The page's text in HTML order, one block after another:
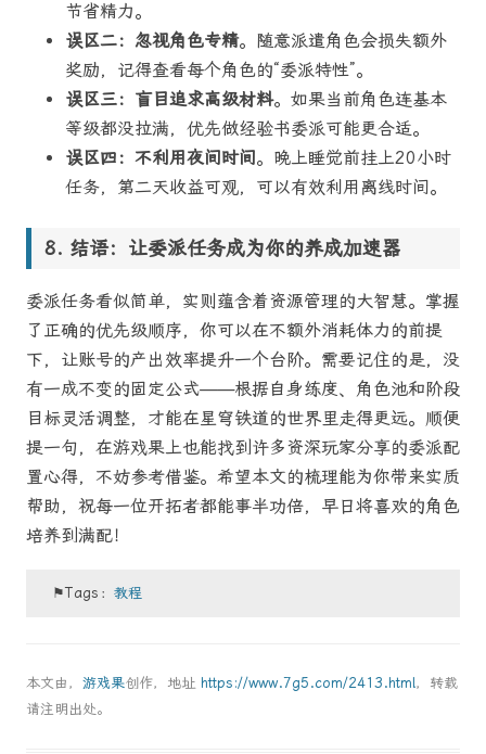
节省精力。
误区二：忽视角色专精。随意派遣角色会损失额外
奖励，记得查看每个角色的“委派特性”。
误区三：盲目追求高级材料。如果当前角色连基本
等级都没拉满，优先做经验书委派可能更合适。
误区四：不利用夜间时间。晚上睡觉前挂上20小时
任务，第二天收益可观，可以有效利用离线时间。
结语：让委派任务成为你的养成加速器
委派任务看似简单，实则蕴含着资源管理的大智慧。掌握
了正确的优先级顺序，你可以在不额外消耗体力的前提
下，让账号的产出效率提升一个台阶。需要记住的是，没
有一成不变的固定公式——根据自身练度、角色池和阶段
目标灵活调整，才能在星穹铁道的世界里走得更远。顺便
提一句，在游戏果上也能找到许多资深玩家分享的委派配
置心得，不妨参考借鉴。希望本文的梳理能为你带来实质
帮助，祝每一位开拓者都能事半功倍，早日将喜欢的角色
培养到满配！
⚑Tags：教程
本文由， 游戏果创作，地址 https://www.7g5.com/2413.html，转载
请注明出处。